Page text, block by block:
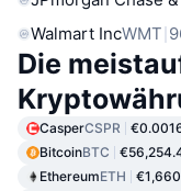
Walmart IncWMT
Die
CasperCSPR
BitcoinBTC
EthereumETH